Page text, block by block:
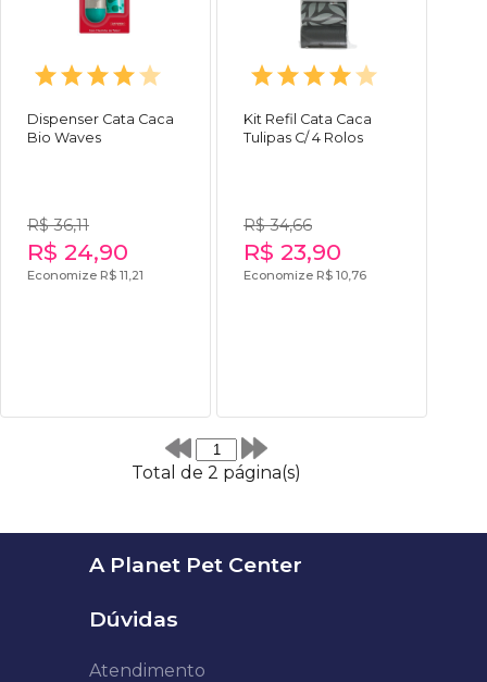
Dispenser Cata Caca
Bio Waves
R$ 36,11
R$ 24,90
Economize R$ 11,21
Kit Refil Cata Caca
Tulipas C/ 4 Rolos
R$ 34,66
R$ 23,90
Economize R$ 10,76
Total de 2 página(s)
A Planet Pet Center
Dúvidas
Atendimento